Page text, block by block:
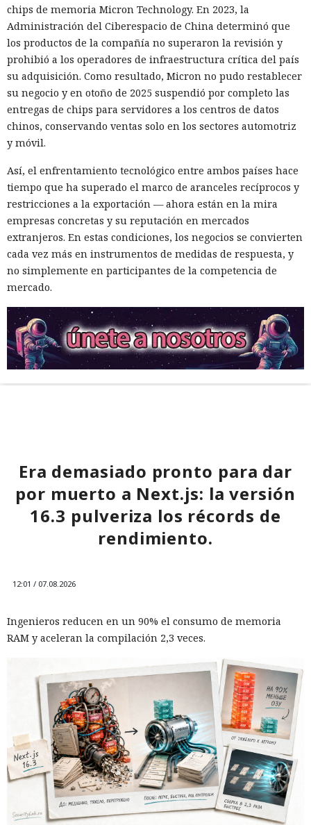
chips de memoria Micron Technology. En 2023, la
Administración del Ciberespacio de China determinó que
los productos de la compañía no superaron la revisión y
prohibió a los operadores de infraestructura crítica del país
su adquisición. Como resultado, Micron no pudo restablecer
su negocio y en otoño de 2025 suspendió por completo las
entregas de chips para servidores a los centros de datos
chinos, conservando ventas solo en los sectores automotriz
y móvil.
Así, el enfrentamiento tecnológico entre ambos países hace
tiempo que ha superado el marco de aranceles recíprocos y
restricciones a la exportación — ahora están en la mira
empresas concretas y su reputación en mercados
extranjeros. En estas condiciones, los negocios se convierten
cada vez más en instrumentos de medidas de respuesta, y
no simplemente en participantes de la competencia de
mercado.
Era demasiado pronto para dar
por muerto a Next.js: la versión
16.3 pulveriza los récords de
rendimiento.
12:01 / 07.08.2026
Ingenieros reducen en un 90% el consumo de memoria
RAM y aceleran la compilación 2,3 veces.